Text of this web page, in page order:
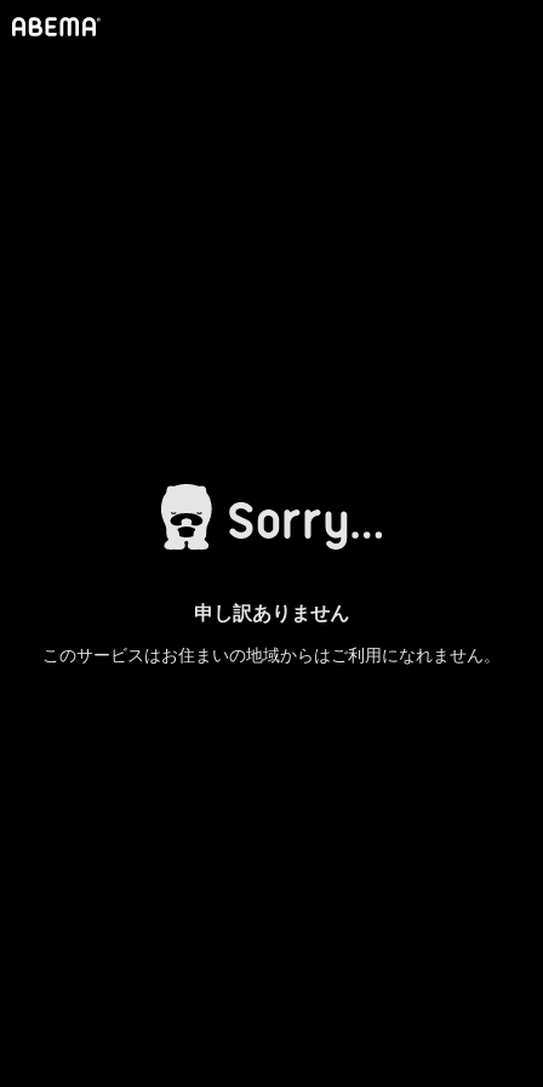
申し訳ありません
このサービスはお住まいの地域からはご利用になれません。